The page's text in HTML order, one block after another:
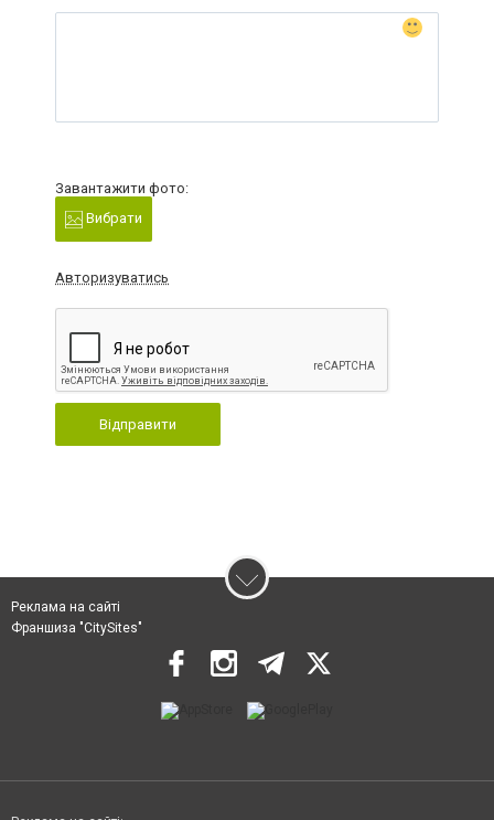
Завантажити фото:
Вибрати
Авторизуватись
Відправити
Реклама на сайті
Франшиза "CitySites"